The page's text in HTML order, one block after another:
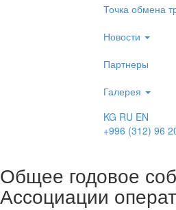
Точка обмена
Новости
Партнеры
Галерея
KG RU EN
+996 (312) 96
Общее годовое
Ассоциации